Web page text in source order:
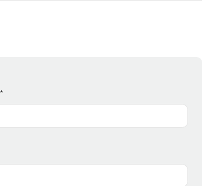
Riconoscimento segnali stradali
Sistema di assistenza al mantenimento
Sistema di riconoscimento stanchezza
*